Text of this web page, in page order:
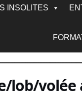
INSOLITES
lob/volée